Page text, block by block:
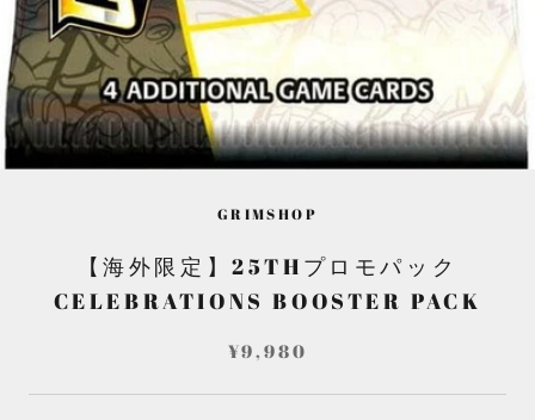
GRIMSHOP
【海外限定】25THプロモパック
CELEBRATIONS BOOSTER PACK
¥9,980